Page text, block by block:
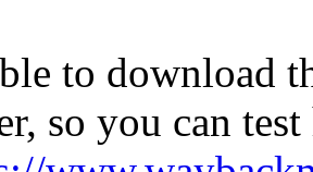
to download
so you can